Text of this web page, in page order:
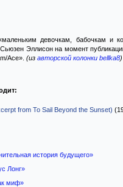
девочкам, бабочкам и
Эллисон на момент
Ace». (из авторской колонки bellka8)
from To Sail Beyond the Sunset)
история будущего»
Лонг»
миф»